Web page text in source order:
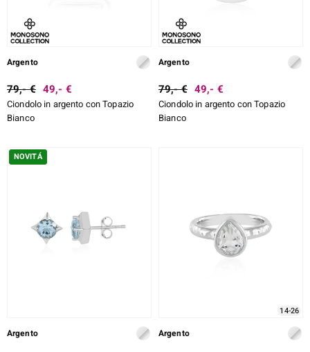
Argento
79,- € 49,- €
Ciondolo in argento con Topazio
Bianco
Argento
79,- € 49,- €
Ciondolo in argento con Topazio
Bianco
NOVITÁ
Argento
14-26
Argento